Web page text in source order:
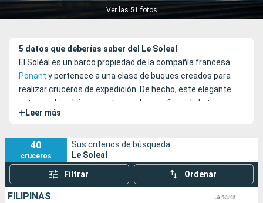
Ver las 51 fotos
Puertos Compañías
5 datos que deberías saber del Le Soleal
El Soléal es un barco propiedad de la compañía francesa
Ponant y pertenece a una clase de buques creados para
realizar cruceros de expedición. De hecho, este elegante
yate combina lujo y aventura en los confines de la tierra.
+ Leer más
40
cruceros
Sus criterios de búsqueda:
Le Soleal
Filtrar Ordenar
FILIPINAS